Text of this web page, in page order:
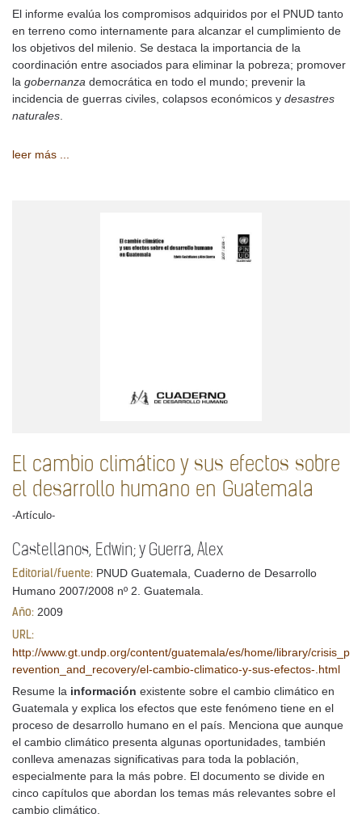
El informe evalúa los compromisos adquiridos por el PNUD tanto
en terreno como internamente para alcanzar el cumplimiento de
los objetivos del milenio. Se destaca la importancia de la
coordinación entre asociados para eliminar la pobreza; promover
la gobernanza democrática en todo el mundo; prevenir la
incidencia de guerras civiles, colapsos económicos y desastres
naturales.
leer más ...
El cambio climático y sus efectos sobre
el desarrollo humano en Guatemala
-Artículo-
Castellanos, Edwin; y Guerra, Alex
Editorial/fuente: PNUD Guatemala, Cuaderno de Desarrollo
Humano 2007/2008 nº 2. Guatemala.
Año: 2009
URL:
http://www.gt.undp.org/content/guatemala/es/home/library/crisis_p
revention_and_recovery/el-cambio-climatico-y-sus-efectos-.html
Resume la información existente sobre el cambio climático en
Guatemala y explica los efectos que este fenómeno tiene en el
proceso de desarrollo humano en el país. Menciona que aunque
el cambio climático presenta algunas oportunidades, también
conlleva amenazas significativas para toda la población,
especialmente para la más pobre. El documento se divide en
cinco capítulos que abordan los temas más relevantes sobre el
cambio climático.